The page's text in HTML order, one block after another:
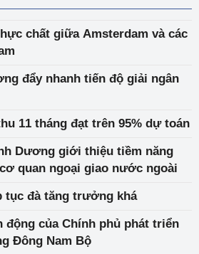
chất giữa Amsterdam và các
đẩy nhanh tiến độ giải ngân
11 tháng đạt trên 95% dự toán
Dương giới thiệu tiềm năng
quan ngoại giao nước ngoài
tục đà tăng trưởng khá
của Chính phủ phát triển
Đông Nam Bộ